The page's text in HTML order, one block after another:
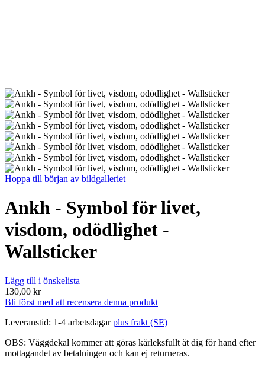
Hoppa till början av bildgalleriet
Ankh - Symbol för livet,
visdom, odödlighet -
Wallsticker
Lägg till i önskelista
130,00 kr
Bli först med att recensera denna produkt
Leveranstid: 1-4 arbetsdagarplus frakt (SE)
OBS: Väggdekal kommer att göras kärleksfullt åt dig för hand efter
mottagandet av betalningen och kan ej returneras.